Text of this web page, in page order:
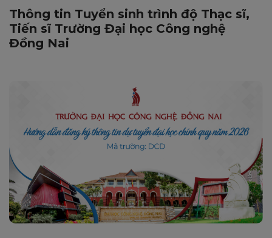
Thông tin Tuyển sinh trình độ Thạc sĩ,
Tiến sĩ Trường Đại học Công nghệ
Đồng Nai